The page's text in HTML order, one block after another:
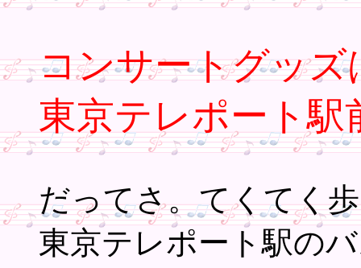
コンサートグッズ
東京テレポート
だってさ。てくてく
東京テレポート駅の